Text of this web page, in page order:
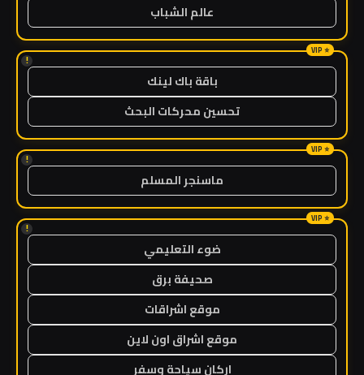
عالم الشباب
!
باقة باك لينك
تحسين محركات البحث
!
ماسنجر المسلم
!
ضوء التعليمي
صحيفة برق
موقع اشراقات
موقع اشراق اون لاين
اركان سياحة وسفر